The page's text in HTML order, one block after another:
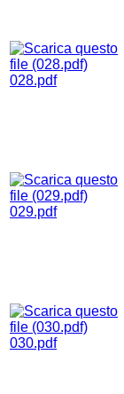
028.pdf
029.pdf
030.pdf